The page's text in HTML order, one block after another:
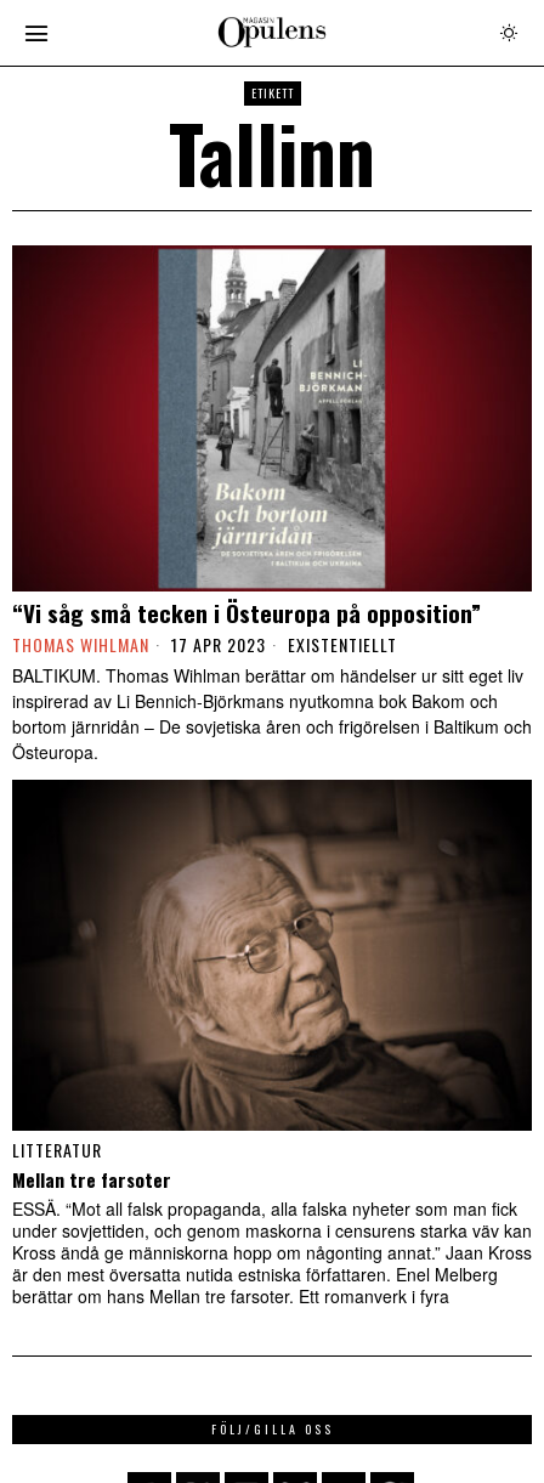
ETIKETT
Tallinn
“Vi såg små tecken i Östeuropa på opposition”
THOMAS WIHLMAN 17 APR 2023 EXISTENTIELLT
BALTIKUM. Thomas Wihlman berättar om händelser ur sitt eget liv
inspirerad av Li Bennich-Björkmans nyutkomna bok Bakom och
bortom järnridån – De sovjetiska åren och frigörelsen i Baltikum och
Östeuropa.
LITTERATUR
Mellan tre farsoter
ESSÄ. “Mot all falsk propaganda, alla falska nyheter som man fick
under sovjettiden, och genom maskorna i censurens starka väv kan
Kross ändå ge människorna hopp om någonting annat.” Jaan Kross
är den mest översatta nutida estniska författaren. Enel Melberg
berättar om hans Mellan tre farsoter. Ett romanverk i fyra
FÖLJ/GILLA OSS